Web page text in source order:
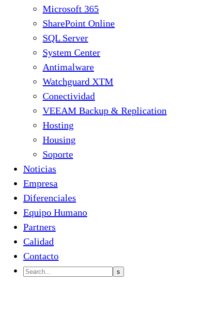
Microsoft 365
SharePoint Online
SQL Server
System Center
Antimalware
Watchguard XTM
Conectividad
VEEAM Backup & Replication
Hosting
Housing
Soporte
Noticias
Empresa
Diferenciales
Equipo Humano
Partners
Calidad
Contacto